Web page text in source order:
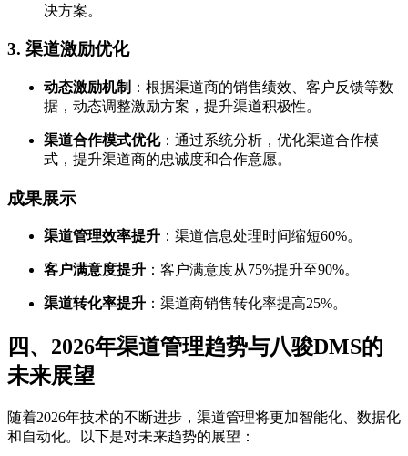
决方案。
3. 渠道激励优化
动态激励机制 ：根据渠道商的销售绩效、客户反馈等数
据，动态调整激励方案，提升渠道积极性。
渠道合作模式优化：通过系统分析，优化渠道合作模
式，提升渠道商的忠诚度和合作意愿。
成果展示
渠道管理效率提升 ：渠道信息处理时间缩短60%。
客户满意度提升 ：客户满意度从75%提升至90%。
渠道转化率提升 ：渠道商销售转化率提高25%。
四、2026年渠道管理趋势与八骏DMS的
未来展望
随着2026年技术的不断进步，渠道管理将更加智能化、数据化
和自动化。以下是对未来趋势的展望：